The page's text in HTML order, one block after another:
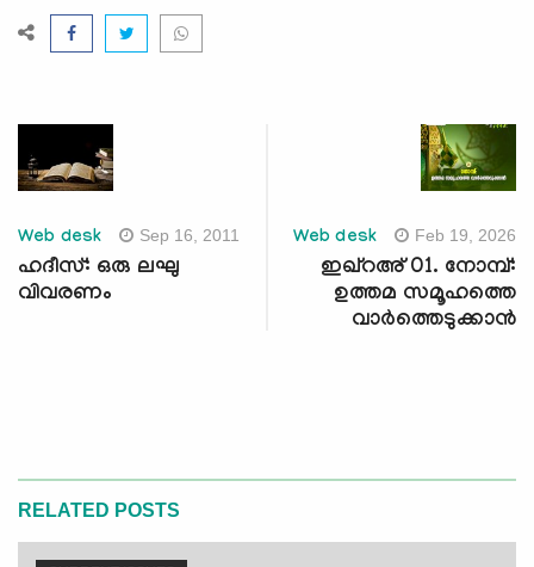
Web desk Sep 16, 2011
ഹദീസ്: ഒരു ലഘു
വിവരണം
Web desk Feb 19, 2026
ഇഖ്റഅ് 01. നോമ്പ്:
ഉത്തമ സമൂഹത്തെ
വാര്‍ത്തെടുക്കാന്‍
RELATED POSTS